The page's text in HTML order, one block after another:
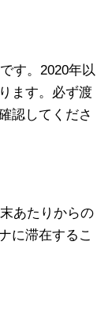
す。2020年以
ます。必ず渡
認してくださ
あたりからの
に滞在するこ